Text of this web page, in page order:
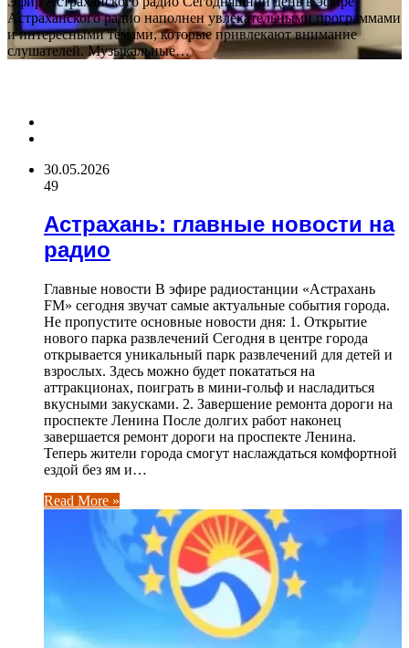
Астраханского радио наполнен увлекательными программами
и интересными темами, которые привлекают внимание
слушателей. Музыкальные…
30.05.2026
49
Астрахань: главные новости на
радио
Главные новости В эфире радиостанции «Астрахань
FM» сегодня звучат самые актуальные события города.
Не пропустите основные новости дня: 1. Открытие
нового парка развлечений Сегодня в центре города
открывается уникальный парк развлечений для детей и
взрослых. Здесь можно будет покататься на
аттракционах, поиграть в мини-гольф и насладиться
вкусными закусками. 2. Завершение ремонта дороги на
проспекте Ленина После долгих работ наконец
завершается ремонт дороги на проспекте Ленина.
Теперь жители города смогут наслаждаться комфортной
ездой без ям и…
Read More »